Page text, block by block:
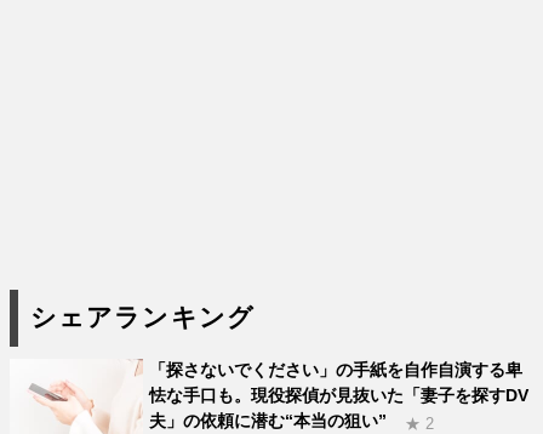
シェアランキング
「探さないでください」の手紙を自作自演する卑
怯な手口も。現役探偵が見抜いた「妻子を探すDV
夫」の依頼に潜む“本当の狙い”
★ 2